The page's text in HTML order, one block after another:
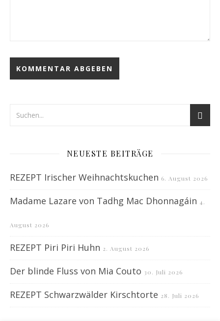
NEUESTE BEITRÄGE
REZEPT Irischer Weihnachtskuchen 6. August 2026
Madame Lazare von Tadhg Mac Dhonnagáin 4.
August 2026
REZEPT Piri Piri Huhn 2. August 2026
Der blinde Fluss von Mia Couto 30. Juli 2026
REZEPT Schwarzwälder Kirschtorte 28. Juli 2026